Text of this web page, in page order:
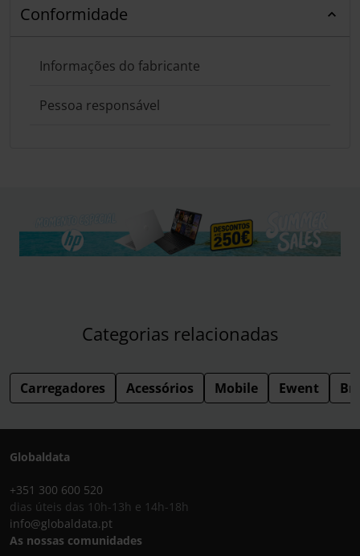
Conformidade
Informações do fabricante
Pessoa responsável
Categorias relacionadas
Carregadores Acessórios Mobile Ewent
Globaldata
+351 300 600 520
dias úteis das 10h-13h e 14h-18h
info@globaldata.pt
As nossas comunidades